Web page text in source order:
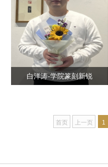
白洋涛-学院篆刻新锐
首页 上一页 1